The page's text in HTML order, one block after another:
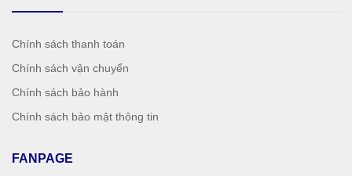
Chính sách thanh toán
Chính sách vận chuyển
Chính sách bảo hành
Chính sách bảo mật thông tin
FANPAGE